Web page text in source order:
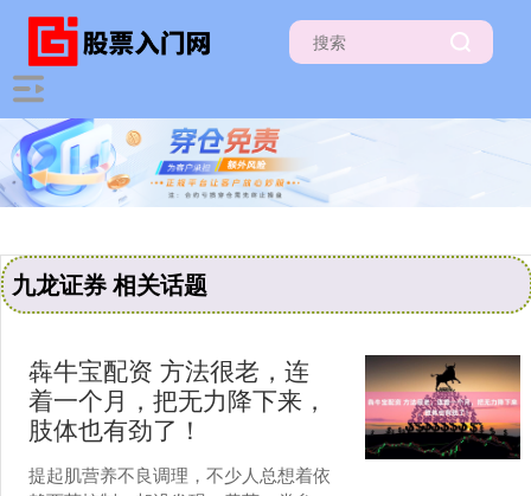
九龙证券 相关话题
犇牛宝配资 方法很老，连
着一个月，把无力降下来，
肢体也有劲了！
提起肌营养不良调理，不少人总想着依